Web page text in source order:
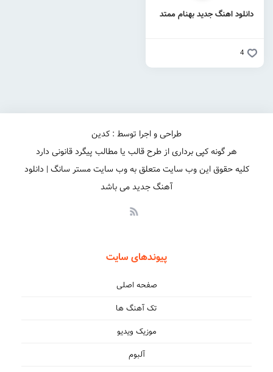
دانلود اهنگ جدید بهنام ممتد
4
طراحی و اجرا توسط : کدین
هر گونه کپی برداری از طرح قالب یا مطالب پیگرد قانونی دارد
کلیه حقوق این وب سایت متعلق به وب سایت مستر سانگ | دانلود
آهنگ جدید می باشد
پیوندهای سایت
صفحه اصلی
تک آهنگ ها
موزیک ویدیو
آلبوم